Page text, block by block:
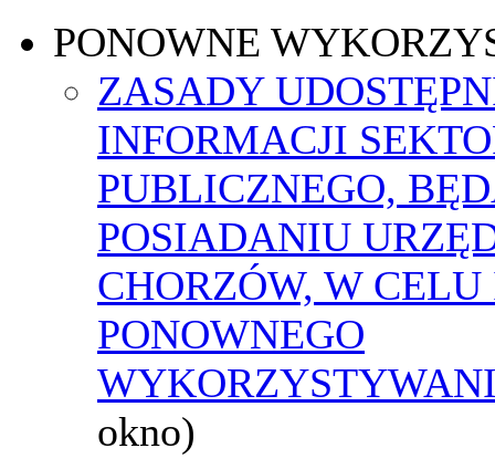
PONOWNE
ZASADY
INFORMACJI
PUBLICZNEGO,
POSIADANIU
CHORZÓW, W
PONOWNEGO
okno)